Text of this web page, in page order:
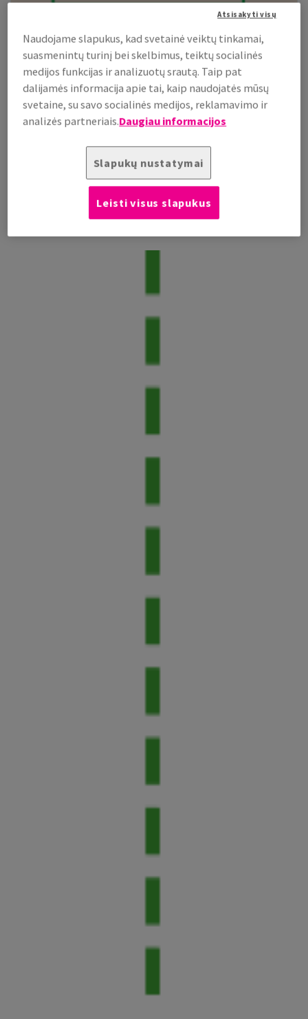
Naudojame slapukus, kad svetainė veiktų tinkamai,
suasmenintų turinį bei skelbimus, teiktų socialinės
medijos funkcijas ir analizuotų srautą. Taip pat
dalijamės informacija apie tai, kaip naudojatės mūsų
svetaine, su savo socialinės medijos, reklamavimo ir
analizės partneriais.Daugiau informacijos
Slapukų nustatymai
Atsisakyti visų
Leisti visus slapukus